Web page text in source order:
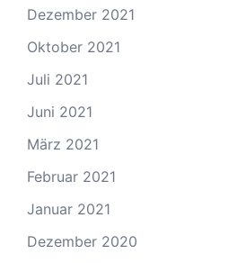
Dezember 2021
Oktober 2021
Juli 2021
Juni 2021
März 2021
Februar 2021
Januar 2021
Dezember 2020